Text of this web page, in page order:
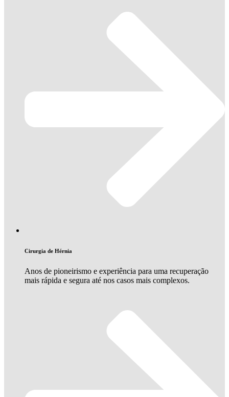
Cirurgia de Hérnia
Anos de pioneirismo e experiência para uma recuperação
mais rápida e segura até nos casos mais complexos.